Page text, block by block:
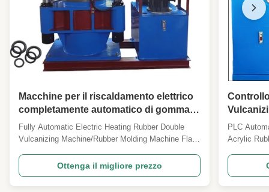
Macchine per il riscaldamento elettrico
completamente automatico di gomma a
doppia vulcanizzazione / stampatrici di
gomma
Fully Automatic Electric Heating Rubber Double
Vulcanizing Machine/Rubber Molding Machine Flat
is a good helper for rubber and plastic industry. It is
mainly used for mixing and processing of chemical
raw materials such as polymers such as rubber ...
Ottenga il migliore prezzo
Making
Machine
PLC
Acrylic
a
rubber